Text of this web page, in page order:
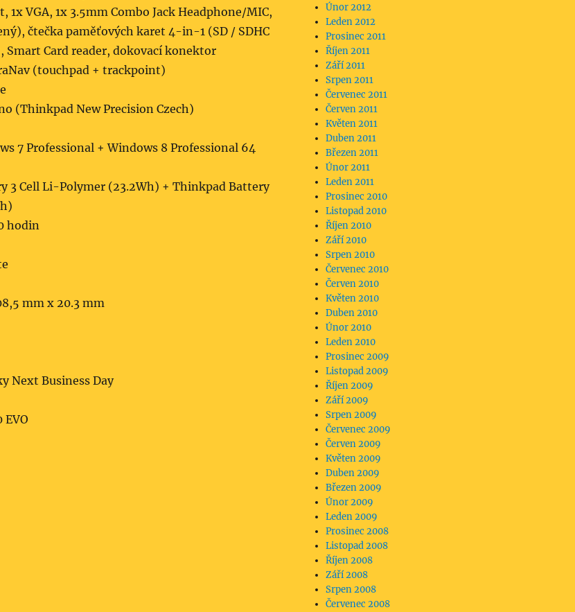
1x VGA, 1x 3.5mm Combo Jack Headphone/MIC,
čtečka paměťových karet 4-in-1 (SD / SDHC
Smart Card reader, dokovací konektor
(touchpad + trackpoint)
(Thinkpad New Precision Czech)
7 Professional + Windows 8 Professional 64
3 Cell Li-Polymer (23.2Wh) + Thinkpad Battery
hodin
mm x 20.3 mm
Next Business Day
EVO
Únor 2012
Leden 2012
Prosinec 2011
Říjen 2011
Září 2011
Srpen 2011
Červenec 2011
Červen 2011
Květen 2011
Duben 2011
Březen 2011
Únor 2011
Leden 2011
Prosinec 2010
Listopad 2010
Říjen 2010
Září 2010
Srpen 2010
Červenec 2010
Červen 2010
Květen 2010
Duben 2010
Únor 2010
Leden 2010
Prosinec 2009
Listopad 2009
Říjen 2009
Září 2009
Srpen 2009
Červenec 2009
Červen 2009
Květen 2009
Duben 2009
Březen 2009
Únor 2009
Leden 2009
Prosinec 2008
Listopad 2008
Říjen 2008
Září 2008
Srpen 2008
Červenec 2008